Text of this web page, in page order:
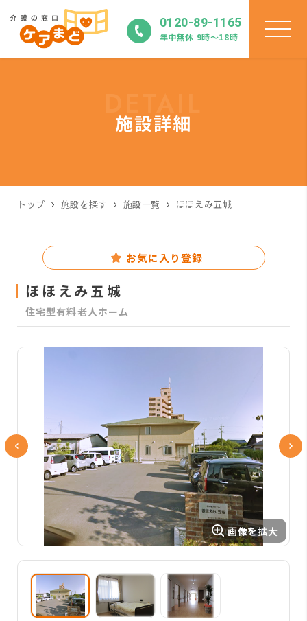
0120-89-1165
年中無休 9時〜18時
施設詳細
トップ 施設を探す 施設一覧 ほほえみ五城
お気に入り登録
ほほえみ五城
住宅型有料老人ホーム